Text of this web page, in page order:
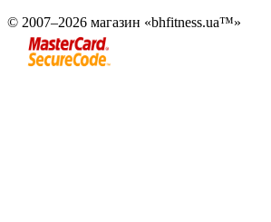
© 2007–2026 магазин «bhfitness.ua™»